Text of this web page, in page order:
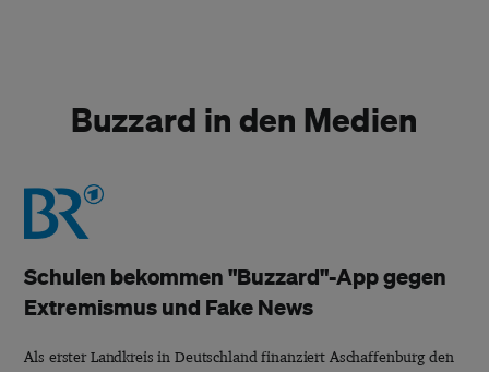
Buzzard in den Medien
Schulen bekommen "Buzzard"-App gegen
Extremismus und Fake News
Als erster Landkreis in Deutschland finanziert Aschaffenburg den